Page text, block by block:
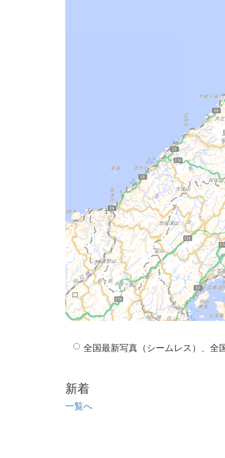
全国最新写真（シームレス）、全
新着
一覧へ